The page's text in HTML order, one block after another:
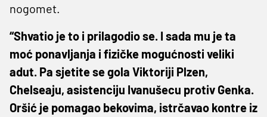
nogomet.
“Shvatio je to i prilagodio se. I sada mu je ta
moć ponavljanja i fizičke mogućnosti veliki
adut. Pa sjetite se gola Viktoriji Plzen,
Chelseaju, asistenciju Ivanušecu protiv Genka.
Oršić je pomagao bekovima, istrčavao kontre iz